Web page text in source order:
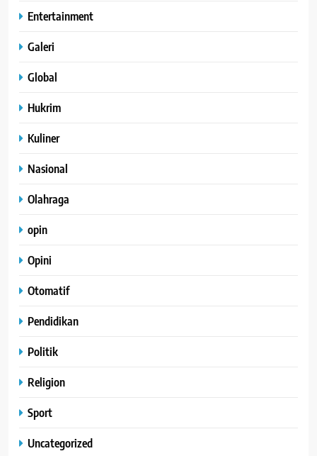
Entertainment
Galeri
Global
Hukrim
Kuliner
Nasional
Olahraga
opin
Opini
Otomatif
Pendidikan
Politik
Religion
Sport
Uncategorized